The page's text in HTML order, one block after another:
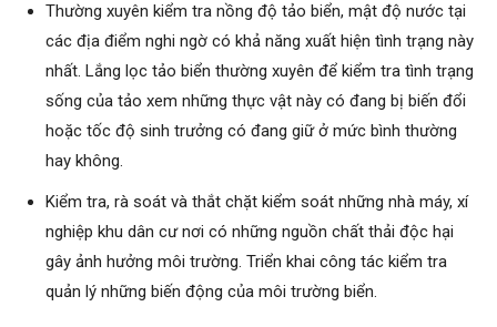
Thường xuyên kiểm tra nồng độ tảo biển, mật độ nước tại
các địa điểm nghi ngờ có khả năng xuất hiện tình trạng này
nhất. Lắng lọc tảo biển thường xuyên để kiểm tra tình trạng
sống của tảo xem những thực vật này có đang bị biến đổi
hoặc tốc độ sinh trưởng có đang giữ ở mức bình thường
hay không.
Kiểm tra, rà soát và thắt chặt kiểm soát những nhà máy, xí
nghiệp khu dân cư nơi có những nguồn chất thải độc hại
gây ảnh hưởng môi trường. Triển khai công tác kiểm tra
quản lý những biến động của môi trường biển.